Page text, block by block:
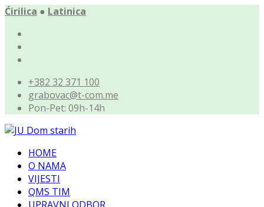
Ćirilica ● Latinica
+382 32 371 100
grabovac@t-com.me
Pon-Pet: 09h-14h
HOME
O NAMA
VIJESTI
QMS TIM